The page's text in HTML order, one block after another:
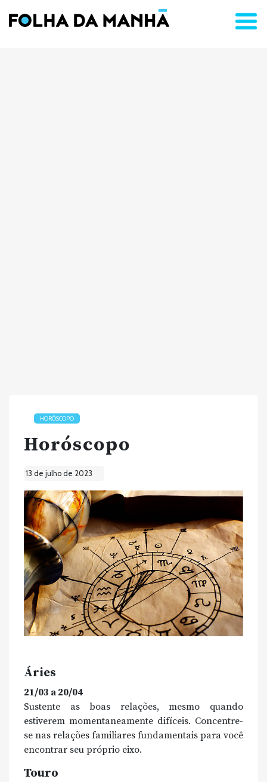
HORÓSCOPO
Horóscopo
13 de julho de 2023
Áries
21/03 a 20/04
Sustente as boas relações, mesmo quando
estiverem momentaneamente difíceis. Concentre-
se nas relações familiares fundamentais para você
encontrar seu próprio eixo.
Touro